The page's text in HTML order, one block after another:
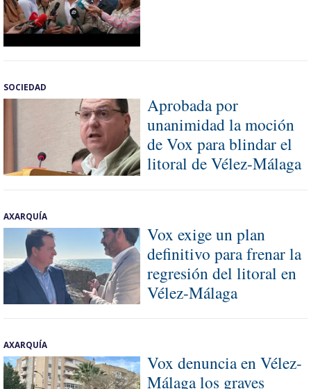
SOCIEDAD
Aprobada por
unanimidad la moción
de Vox para blindar el
litoral de Vélez-Málaga
AXARQUÍA
Vox exige un plan
definitivo para frenar la
regresión del litoral en
Vélez-Málaga
AXARQUÍA
Vox denuncia en Vélez-
Málaga los graves